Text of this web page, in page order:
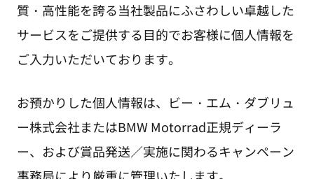
質・高性能を誇る当社製品にふさわしい卓越した
サービスをご提供する目的でお客様に個人情報を
ご入力いただいております。
お預かりした個人情報は、ビー・エム・ダブリュ
ー株式会社またはBMW Motorrad正規ディーラ
ー、および賞品発送／実施に関わるキャンペーン